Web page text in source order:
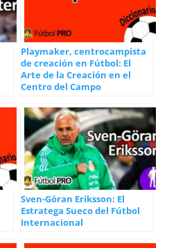
Playmaker, centrocampista
de creación en Fútbol: El
Arte de la Creación en el
Centro del Campo
Sven-Göran Eriksson: El
Estratega Sueco del Fútbol
Internacional